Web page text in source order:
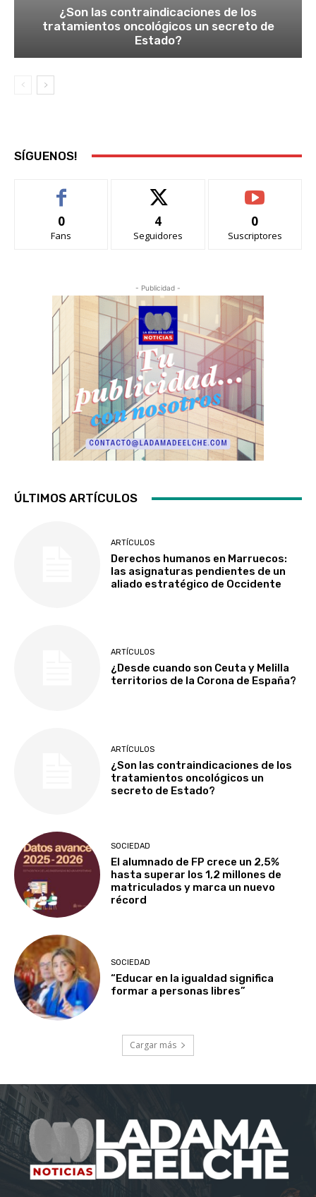
¿Son las contraindicaciones de los
tratamientos oncológicos un secreto de
Estado?
SÍGUENOS!
0
Fans
4
Seguidores
0
Suscriptores
- Publicidad -
ÚLTIMOS ARTÍCULOS
ARTÍCULOS
Derechos humanos en Marruecos:
las asignaturas pendientes de un
aliado estratégico de Occidente
ARTÍCULOS
¿Desde cuando son Ceuta y Melilla
territorios de la Corona de España?
ARTÍCULOS
¿Son las contraindicaciones de los
tratamientos oncológicos un
secreto de Estado?
SOCIEDAD
El alumnado de FP crece un 2,5%
hasta superar los 1,2 millones de
matriculados y marca un nuevo
récord
SOCIEDAD
“Educar en la igualdad significa
formar a personas libres”
Cargar más